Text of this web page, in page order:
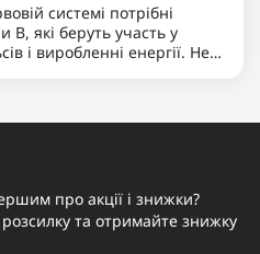
системі потрібні
B, які беруть участь у
і виробленні енергії. Не
про акції і знижки?
та отримайте знижку